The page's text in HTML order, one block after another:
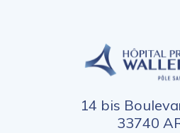
14 bis
33740